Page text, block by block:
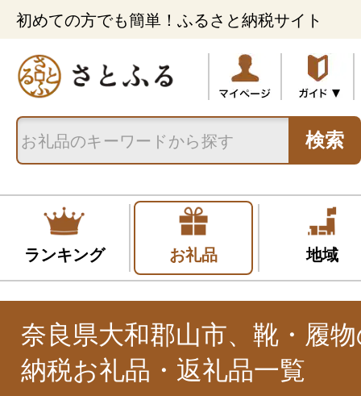
初めての方でも簡単！ふるさと納税サイト
検索
ランキング お礼品 地域
奈良県大和郡山市、靴・履
納税お礼品・返礼品一覧